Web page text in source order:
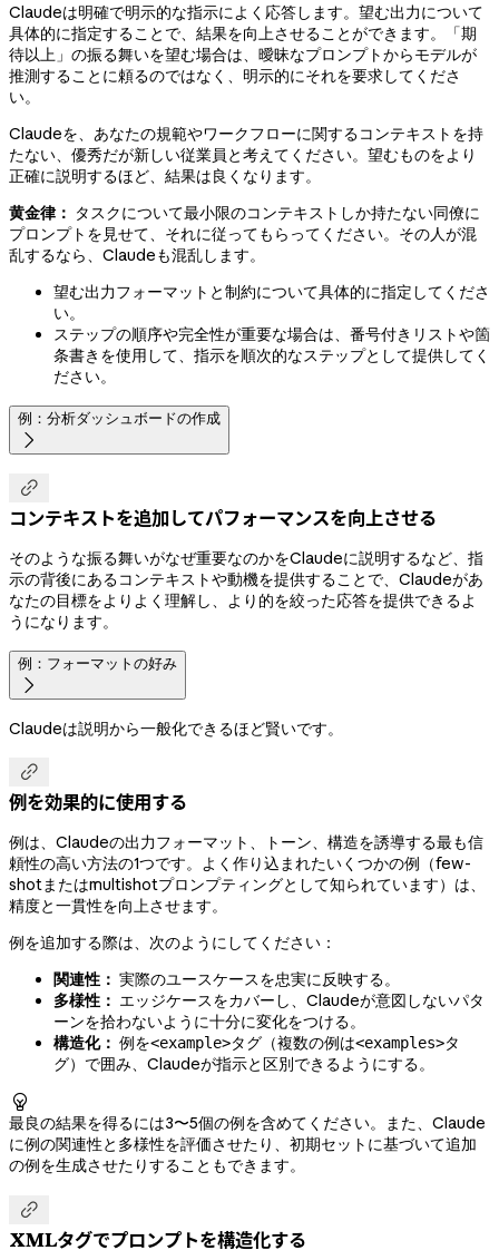
Claudeは明確で明示的な指示によく応答します。望む出力について
具体的に指定することで、結果を向上させることができます。「期
待以上」の振る舞いを望む場合は、曖昧なプロンプトからモデルが
推測することに頼るのではなく、明示的にそれを要求してくださ
い。
Claudeを、あなたの規範やワークフローに関するコンテキストを持
たない、優秀だが新しい従業員と考えてください。望むものをより
正確に説明するほど、結果は良くなります。
黄金律： タスクについて最小限のコンテキストしか持たない同僚に
プロンプトを見せて、それに従ってもらってください。その人が混
乱するなら、Claudeも混乱します。
望む出力フォーマットと制約について具体的に指定してくださ
い。
ステップの順序や完全性が重要な場合は、番号付きリストや箇
条書きを使用して、指示を順次的なステップとして提供してく
ださい。
例：分析ダッシュボードの作成


コンテキストを追加してパフォーマンスを向上させる
そのような振る舞いがなぜ重要なのかをClaudeに説明するなど、指
示の背後にあるコンテキストや動機を提供することで、Claudeがあ
なたの目標をよりよく理解し、より的を絞った応答を提供できるよ
うになります。
例：フォーマットの好み

Claudeは説明から一般化できるほど賢いです。

例を効果的に使用する
例は、Claudeの出力フォーマット、トーン、構造を誘導する最も信
頼性の高い方法の1つです。よく作り込まれたいくつかの例（few-
shotまたはmultishotプロンプティングとして知られています）は、
精度と一貫性を向上させます。
例を追加する際は、次のようにしてください：
関連性： 実際のユースケースを忠実に反映する。
多様性： エッジケースをカバーし、Claudeが意図しないパタ
ーンを拾わないように十分に変化をつける。
構造化： 例を<example>タグ（複数の例は<examples>タ
グ）で囲み、Claudeが指示と区別できるようにする。

最良の結果を得るには3〜5個の例を含めてください。また、Claude
に例の関連性と多様性を評価させたり、初期セットに基づいて追加
の例を生成させたりすることもできます。

XMLタグでプロンプトを構造化する